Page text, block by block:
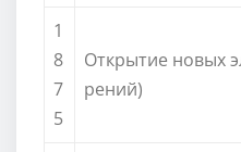
1
8
7
5
Открытие новых
рений)